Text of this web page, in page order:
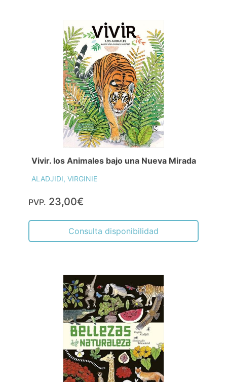
Vivir. los Animales bajo una Nueva Mirada
ALADJIDI, VIRGINIE
PVP. 23,00€
Consulta disponibilidad